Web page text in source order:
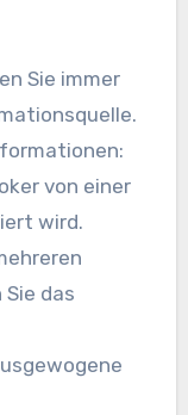
Sie immer
von einer
wird.
das